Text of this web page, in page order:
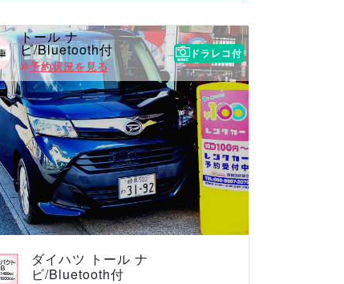
トール ナ
ビ/Bluetooth付
予約状況を見る
ドラレコ付
ダイハツ トール ナ
ビ/Bluetooth付